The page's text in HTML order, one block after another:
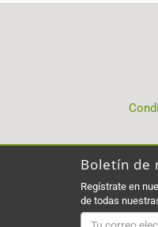
Boletín de
Regístrate en
de todas